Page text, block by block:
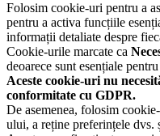
Folosim cookie-uri pentru a
pentru a activa funcțiile
informații detaliate despre
Cookie-urile marcate ca
deoarece sunt esențiale
Aceste cookie-uri nu
conformitate cu GDPR.
De asemenea, folosim
ului, a reține preferințele dvs.